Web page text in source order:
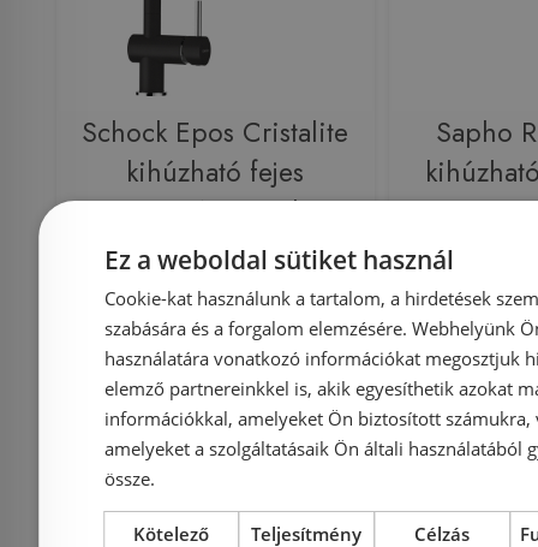
Schock Epos Cristalite
kihúzható fejes
mosogató csaptelep,
fekete 540120NERO
Azonosító: 210226
Cikkszám: 540120NERO
89 990 Ft
Kosárba
Sapho
95 000 Ft
Ez a weboldal sütiket használ
Cookie-kat használunk a tartalom, a hirdetések
szabására és a forgalom elemzésére. Webhelyünk
használatára vonatkozó információkat megosztjuk
elemző partnereinkkel is, akik egyesíthetik azokat
információkkal, amelyeket Ön biztosított számukra,
amelyeket a szolgáltatásaik Ön általi használatából
össze.
Kötelező Teljesítmény Célzás